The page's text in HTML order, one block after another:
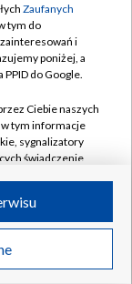
Zaufanych
tym do
i
poniżej, a
do Google.
Ciebie naszych
w tym informacje
sygnalizatory
świadczenie
Ciebie
identyfikatory